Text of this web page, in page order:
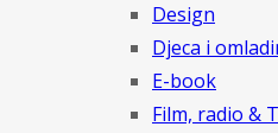
Design
Djeca i
E-book
Film, radio &